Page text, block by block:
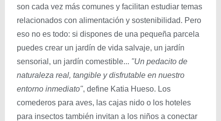
son cada vez más comunes y facilitan estudiar temas
relacionados con alimentación y sostenibilidad. Pero
eso no es todo: si dispones de una pequeña parcela
puedes crear un jardín de vida salvaje, un jardín
sensorial, un jardín comestible... "Un pedacito de
naturaleza real, tangible y disfrutable en nuestro
entorno inmediato", define Katia Hueso. Los
comederos para aves, las cajas nido o los hoteles
para insectos también invitan a los niños a conectar